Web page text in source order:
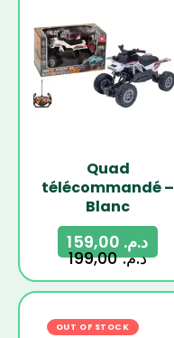
Quad
télécommandé –
Blanc
د.م.199,00
د.م.
OUT OF STOCK -16%